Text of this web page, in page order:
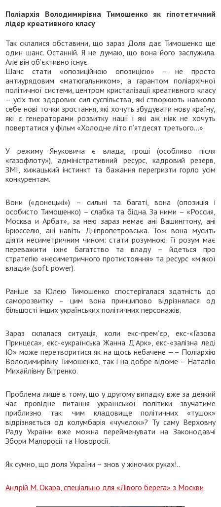
Поліархія Володимирівна Тимошенко як гіпотетичний
лідер креативного класу
Так склалися обставини, що зараз Доля дає Тимошенко ще
один шанс. Останній. Я не думаю, що вона його заслужила.
Але він об’єктивно існує.
Шанс стати «опозиційною опозицією» – не просто
антиурядовим «матюгальником», а гарантом поліархічної
політичної системи, центром кристалізації креативного класу
– усіх тих здорових сил суспільства, які створюють навколо
себе нові точки зростання, які хочуть збудувати нову країну,
які є генераторами розвитку нації і які аж ніяк не хочуть
повертатися у фільм «Холодне літо п’ятдесят третього…».
У режиму Януковича є влада, гроші (особливо після
«газофлоту»), адміністративний ресурс, кадровий резерв,
ЗМІ, хижацький інстинкт та бажання перегризти горло усім
конкурентам.
Вони («донецькі») – сильні та багаті, вона (опозиція і
особисто Тимошенко) – слабка та бідна. За ними – «Россия,
Москва и Арбат», за нею зараз немає ані Вашингтону, ані
Брюсселю, ані навіть Дніпропетровська. Тож вона мусить
діяти несиметричним чином: стати розумною: її розум має
переважити їхнє багатство та владу – йдеться про
стратегію «несиметричного протистояння» та ресурс «м’якої
влади» (soft power).
Раніше за Юлею Тимошенко спостерігалася здатність до
саморозвитку – цим вона принципово відрізнялася од
більшості інших українських політичних персонажів.
Зараз склалася ситуація, коли екс-прем’єр, екс-«Газова
Принцеса», екс-«українська Жанна Д’Арк», екс-«залізна леді
Ю» може перетворитися як на щось небачене —– Поліархію
Володимирівну Тимошенко, так і на добре відоме – Наталію
Михайлівну Вітренко.
Проблема лише в тому, що у другому випадку вже за деякий
час провідне питання української політики звучатиме
приблизно так: чим кладовище політичних «тушок»
відрізняється од колумбарія «чучелок»? Ту саму Верховну
Раду України вже можна перейменувати на Законодавчі
Збори Малоросії та Новоросії.
Як сумно, що доля України – знов у жіночих руках!..
Андрій М. Окара, спеціально для «Лівого берега» з Москви